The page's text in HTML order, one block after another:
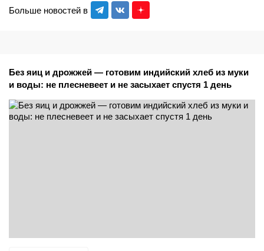
Больше новостей в
Без яиц и дрожжей — готовим индийский хлеб из муки
и воды: не плесневеет и не засыхает спустя 1 день